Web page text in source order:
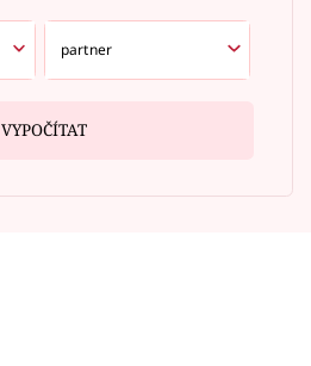
VYPOČÍTAT